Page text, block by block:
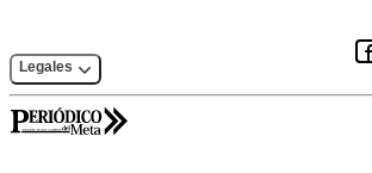
Legales